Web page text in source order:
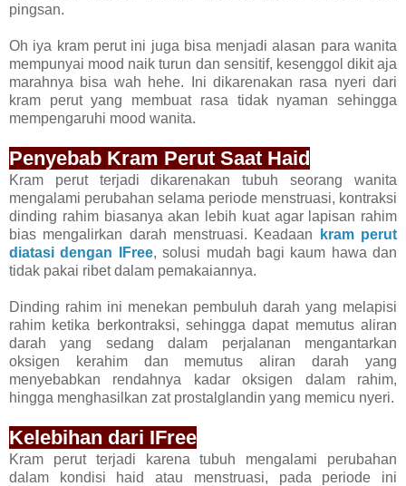
pingsan.
Oh iya kram perut ini juga bisa menjadi alasan para wanita
mempunyai mood naik turun dan sensitif, kesenggol dikit aja
marahnya bisa wah hehe. Ini dikarenakan rasa nyeri dari
kram perut yang membuat rasa tidak nyaman sehingga
mempengaruhi mood wanita.
Penyebab Kram Perut Saat Haid
Kram perut terjadi dikarenakan tubuh seorang wanita
mengalami perubahan selama periode menstruasi, kontraksi
dinding rahim biasanya akan lebih kuat agar lapisan rahim
bias mengalirkan darah menstruasi. Keadaan
kram perut
diatasi dengan IFree, solusi mudah bagi kaum hawa dan
tidak pakai ribet dalam pemakaiannya.
Dinding rahim ini menekan pembuluh darah yang melapisi
rahim ketika berkontraksi, sehingga dapat memutus aliran
darah yang sedang dalam perjalanan mengantarkan
oksigen kerahim dan memutus aliran darah yang
menyebabkan rendahnya kadar oksigen dalam rahim,
hingga menghasilkan zat prostalglandin yang memicu nyeri.
Kelebihan dari IFree
Kram perut terjadi karena tubuh mengalami perubahan
dalam kondisi haid atau menstruasi, pada periode ini